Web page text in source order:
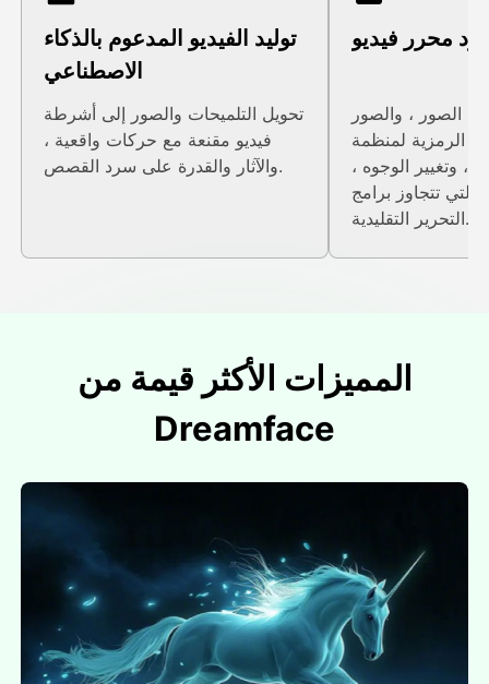
توليد الفيديو المدعوم بالذكاء
الاصطناعي
تحويل التلميحات والصور إلى أشرطة
فيديو مقنعة مع حركات واقعية ،
والآثار والقدرة على سرد القصص.
محرر فيديو
الصور ، والصور
الرمزية لمنظمة
، وتغيير الوجوه ،
التي تتجاوز برامج
التحرير التقليدية.
المميزات الأكثر قيمة من
Dreamface